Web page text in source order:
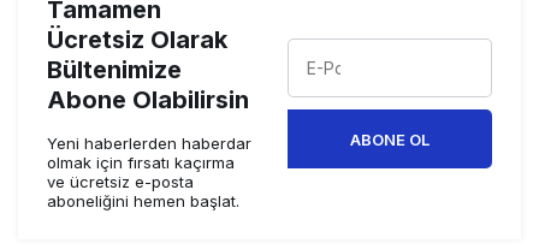
Tamamen
Ücretsiz Olarak
Bültenimize
Abone Olabilirsin
Yeni haberlerden haberdar
olmak için fırsatı kaçırma
ve ücretsiz e-posta
aboneliğini hemen başlat.
ABONE OL